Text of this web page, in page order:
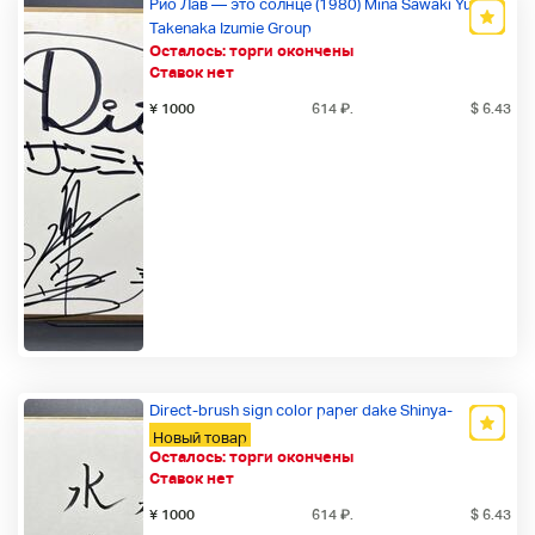
Осталось: торги окончены
Ставок нет
Рио Лав — это солнце (1980) Mina Sawaki Yumi
Takenaka Izumie Group
Новый товар
¥ 1000 614 ₽. $ 6.43
Осталось: торги окончены
Ставок нет
Direct-brush sign color paper dake Shinya-
Новый товар
¥ 1000 614 ₽. $ 6.43